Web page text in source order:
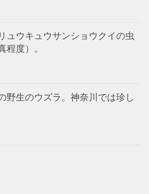
ュウキュウサンショウクイの虫
程度）。
野生のウズラ。神奈川では珍し